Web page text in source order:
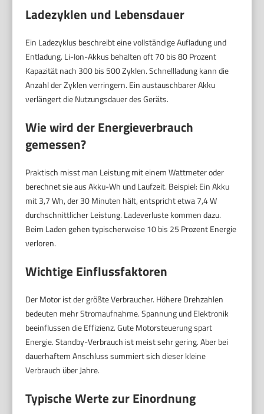
Ladezyklen und Lebensdauer
Ein Ladezyklus beschreibt eine vollständige Aufladung und
Entladung. Li-Ion-Akkus behalten oft 70 bis 80 Prozent
Kapazität nach 300 bis 500 Zyklen. Schnellladung kann die
Anzahl der Zyklen verringern. Ein austauschbarer Akku
verlängert die Nutzungsdauer des Geräts.
Wie wird der Energieverbrauch
gemessen?
Praktisch misst man Leistung mit einem Wattmeter oder
berechnet sie aus Akku-Wh und Laufzeit. Beispiel: Ein Akku
mit 3,7 Wh, der 30 Minuten hält, entspricht etwa 7,4 W
durchschnittlicher Leistung. Ladeverluste kommen dazu.
Beim Laden gehen typischerweise 10 bis 25 Prozent Energie
verloren.
Wichtige Einflussfaktoren
Der Motor ist der größte Verbraucher. Höhere Drehzahlen
bedeuten mehr Stromaufnahme. Spannung und Elektronik
beeinflussen die Effizienz. Gute Motorsteuerung spart
Energie. Standby-Verbrauch ist meist sehr gering. Aber bei
dauerhaftem Anschluss summiert sich dieser kleine
Verbrauch über Jahre.
Typische Werte zur Einordnung